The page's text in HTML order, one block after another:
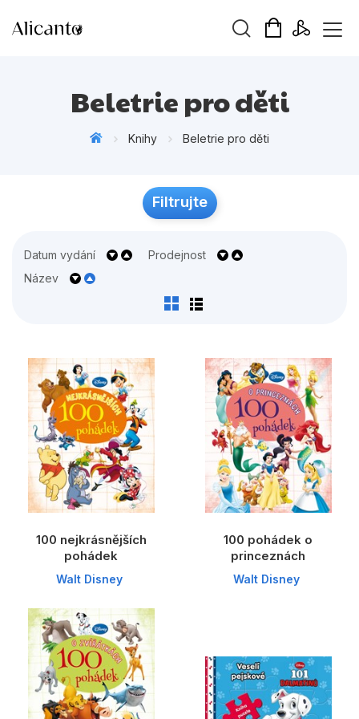
Tipy redakce
Dárkové publikace
Dárkové zboží
Hobby
Jazyky
Kalendáře
Křížovky
Počítače
Poezie
Populárně - naučná pro dospělé
Beletrie pro děti
Knihy Beletrie pro děti
Filtrujte
Datum vydání
Prodejnost
Název
100 nejkrásnějších
pohádek
Walt Disney
100 pohádek o
princeznách
Walt Disney